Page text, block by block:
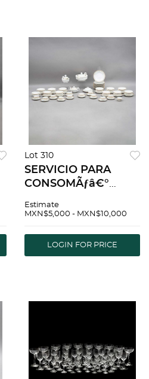
Lot 310
SERVICIO PARA
CONSOMÃƒâ€°
XX Elaborado en
PORTUGAL
Decorado con
Estimate
MXN$5,000 - MXN$10,000
LOGIN FOR PRICE